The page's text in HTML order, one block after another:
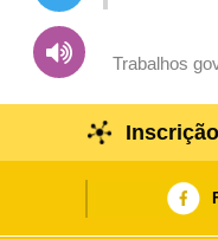
Trabalhos
Inscrição